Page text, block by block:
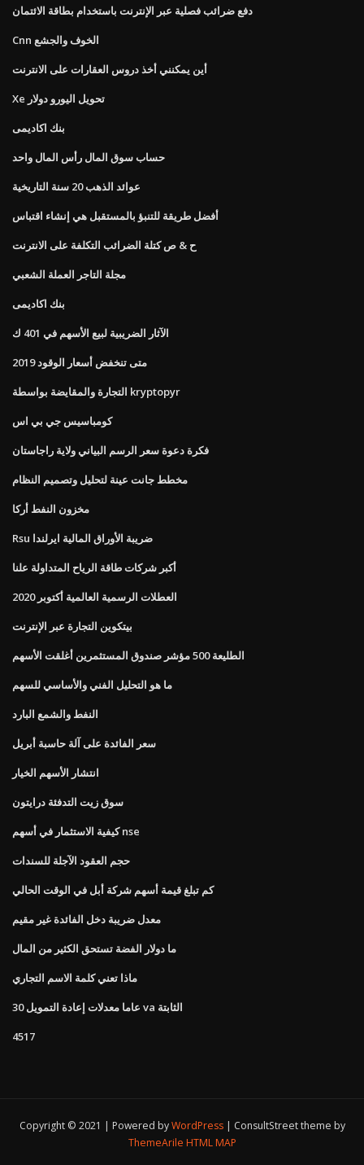
دفع ضرائب فصلية عبر الإنترنت باستخدام بطاقة الائتمان
Cnn الخوف والجشع
أين يمكنني أخذ دروس العقارات على الانترنت
Xe تحويل اليورو دولار
بنك اكاديمى
حساب سوق المال رأس المال واحد
عوائد الذهب 20 سنة التاريخية
أفضل طريقة للتنبؤ بالمستقبل هي إنشاء اقتباس
ح & ص كتلة الضرائب التكلفة على الانترنت
مجلة التاجر العملة الشعبي
بنك اكاديمى
الآثار الضريبية لبيع الأسهم في 401 ك
متى تنخفض أسعار الوقود 2019
التجارة والمقايضة بواسطة kryptopyr
كومباسيس جي بي اس
فكرة دعوة سعر الرسم البياني ولاية راجاستان
مخطط جانت عينة لتحليل وتصميم النظام
مخزون النفط أركا
Rsu ضريبة الأوراق المالية ايرلندا
أكبر شركات طاقة الرياح المتداولة علنا
العطلات الرسمية العالمية أكتوبر 2020
بيتكوين التجارة عبر الإنترنت
الطليعة 500 مؤشر صندوق المستثمرين أغلقت الأسهم
ما هو التحليل الفني والأساسي للسهم
النفط والشمع البارد
سعر الفائدة على آلة حاسبة أبريل
انتشار الأسهم الخيار
سوق زيت التدفئة درايتون
كيفية الاستثمار في أسهم nse
حجم العقود الآجلة للسندات
كم تبلغ قيمة أسهم شركة أبل في الوقت الحالي
معدل ضريبة دخل الفائدة غير مقيم
ما دولار الفضة تستحق الكثير من المال
ماذا تعني كلمة الاسم التجاري
30 عاما معدلات إعادة التمويل va الثابتة
4517
Copyright © 2021 | Powered byWordPress
ConsultStreet theme by
ThemeArile HTML MAP